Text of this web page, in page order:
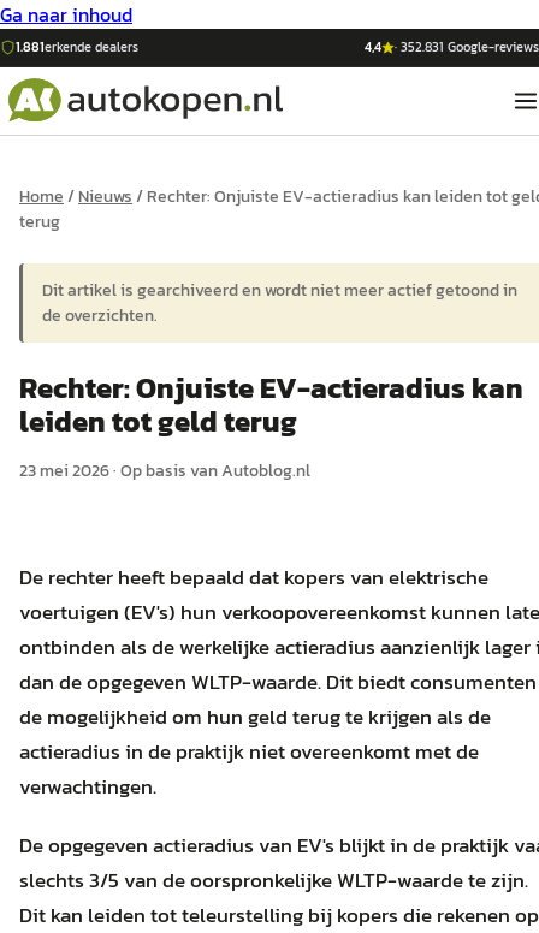
Ga naar inhoud
1.881erkende dealers 4,4 ·352.831 Google-reviews
Home/Nieuws/Rechter: Onjuiste EV-actieradius kan leiden tot
terug
Dit artikel is gearchiveerd en wordt niet meer actief getoond in
de overzichten.
Rechter: Onjuiste EV-actieradius kan
leiden tot geld terug
23 mei 2026·Op basis vanAutoblog.nl
De rechter heeft bepaald dat kopers van elektrische
voertuigen (EV's) hun verkoopovereenkomst kunnen
ontbinden als de werkelijke actieradius aanzienlijk lager
dan de opgegeven WLTP-waarde. Dit biedt consumenten
de mogelijkheid om hun geld terug te krijgen als de
actieradius in de praktijk niet overeenkomt met de
verwachtingen.
De opgegeven actieradius van EV's blijkt in de praktijk
slechts 3/5 van de oorspronkelijke WLTP-waarde te zijn.
Dit kan leiden tot teleurstelling bij kopers die rekenen op